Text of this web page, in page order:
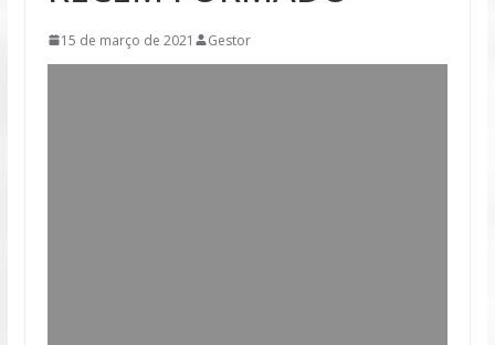
15 de março de 2021 Gestor